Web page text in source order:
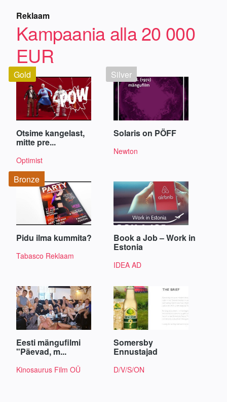
Reklaam
Kampaania alla 20 000
EUR
Otsime kangelast,
mitte pre...
Optimist
Gold
Solaris on PÖFF
Newton
Silver
Pidu ilma kummita?
Tabasco Reklaam
Bronze
Book a Job – Work in
Estonia
IDEA AD
Eesti mängufilmi
"Päevad, m...
Kinosaurus Film OÜ
Somersby
Ennustajad
D/V/S/ON